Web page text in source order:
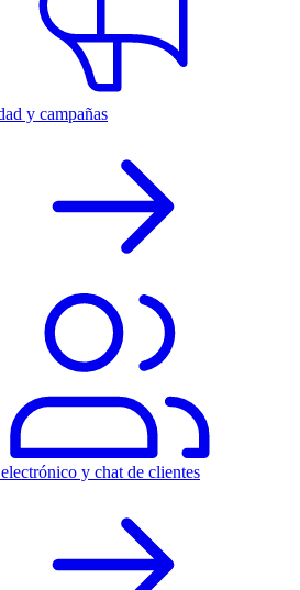
y campañas
y chat de clientes